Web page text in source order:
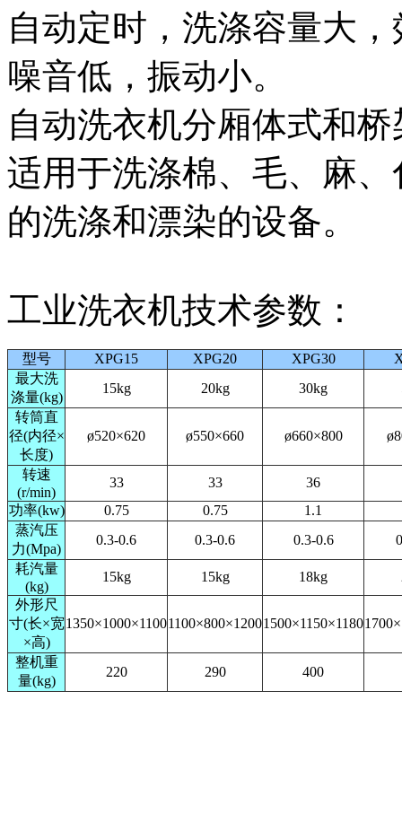
自动定时，洗涤容量大
噪音低，振动小。
自动洗衣机分厢体式和
适用于洗涤棉、毛、麻
的洗涤和漂染的设备。
工业洗衣机技术参数：
型号 XPG15 XPG20 XPG30
最大洗
涤量(kg)
15kg 20kg 30kg
转筒直
径(内径×
长度)
ø520×620 ø550×660 ø660×800
转速
(r/min)
33 33
36
功率(kw)
0.75 0.75
1.1
蒸汽压
力(Mpa)
0.3-0.6 0.3-0.6 0.3-0.6
耗汽量
(kg)
15kg 15kg 18kg
外形尺
寸(长×宽
×高)
1350×1000×11001100×800×12001500×1150×1180
整机重
量(kg)
220 290 400